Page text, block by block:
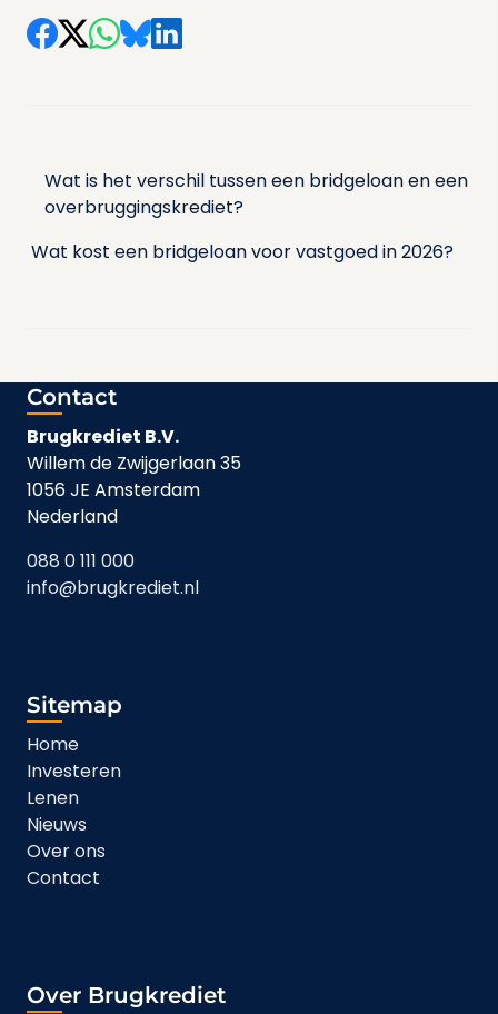
Wat is het verschil tussen een bridgeloan en een
overbruggingskrediet?
Wat kost een bridgeloan voor vastgoed in 2026?
Contact
Brugkrediet B.V.
Willem de Zwijgerlaan 35
1056 JE Amsterdam
Nederland
088 0 111 000
info@brugkrediet.nl
Sitemap
Home
Investeren
Lenen
Nieuws
Over ons
Contact
Over Brugkrediet